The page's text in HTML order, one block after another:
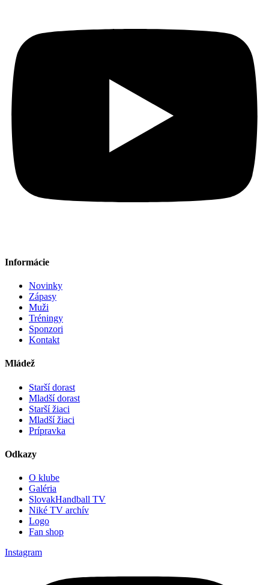
Informácie
Novinky
Zápasy
Muži
Tréningy
Sponzori
Kontakt
Mládež
Starší dorast
Mladší dorast
Starší žiaci
Mladší žiaci
Prípravka
Odkazy
O klube
Galéria
SlovakHandball TV
Niké TV archív
Logo
Fan shop
Instagram